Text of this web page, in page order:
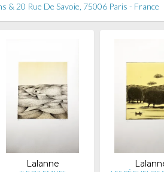
& 20 Rue De Savoie, 75006 Paris - France
Lalanne